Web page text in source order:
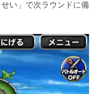
い」で次ラウンドに備